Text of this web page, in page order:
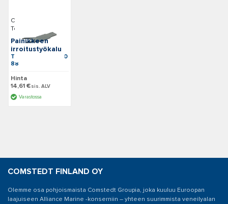
Painikkeen
irroitustyökalu
Tuotenumero: A40
88
Carling
Technologies
Hinta
14,61 €sis. ALV
Varastossa
COMSTEDT FINLAND OY
Olemme osa pohjoismaista Comstedt Groupia, joka kuuluu Euroopan
laajuiseen Alliance Marine -konserniin – yhteen suurimmista veneilyalan